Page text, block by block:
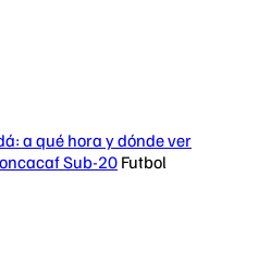
a qué hora y dónde ver
Sub-20 Futbol